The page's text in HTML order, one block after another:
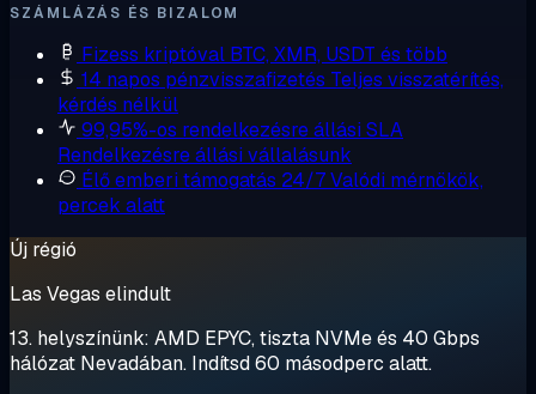
SZÁMLÁZÁS ÉS BIZALOM
Fizess kriptóval BTC, XMR, USDT és több
14 napos pénzvisszafizetés Teljes visszatérítés,
kérdés nélkül
99,95%-os rendelkezésre állási SLA
Rendelkezésre állási vállalásunk
Élő emberi támogatás 24/7Valódi mérnökök,
percek alatt
Új régió
Las Vegas elindult
13. helyszínünk: AMD EPYC, tiszta NVMe és 40 Gbps
hálózat Nevadában. Indítsd 60 másodperc alatt.